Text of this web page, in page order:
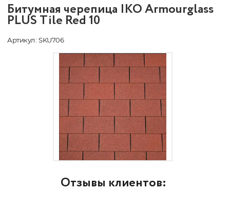
Битумная черепица IKO Armourglass
PLUS Tile Red 10
Артикул : SKU706
Отзывы клиентов: